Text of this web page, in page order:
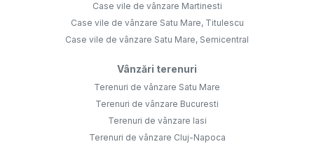
Case vile de vânzare Martinesti
Case vile de vânzare Satu Mare, Titulescu
Case vile de vânzare Satu Mare, Semicentral
Vânzări terenuri
Terenuri de vânzare Satu Mare
Terenuri de vânzare Bucuresti
Terenuri de vânzare Iasi
Terenuri de vânzare Cluj-Napoca